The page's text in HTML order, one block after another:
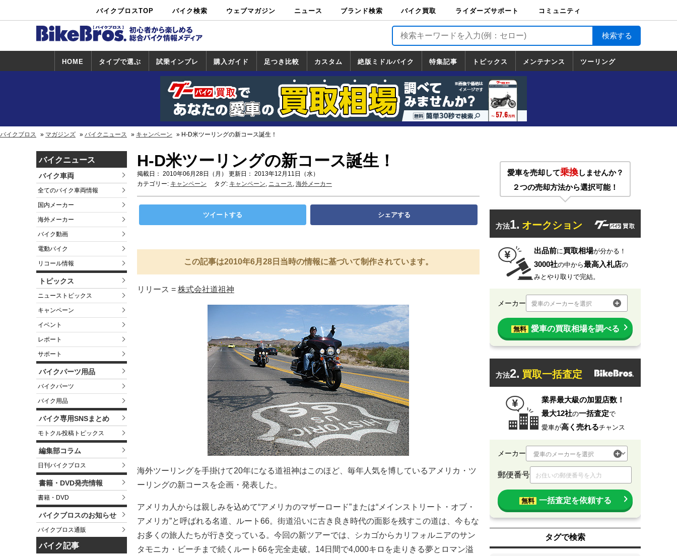
バイクブロスTOP バイク検索
中古バイ
ク・新車検
カタログ検
索
ショップ検
索
ウェブマガジン ニュース ブランド検索 バイク買取
バイク買取
ライダーズサポート
ライダーズサポート
TOP
バイク輸送
バイクガレージライ
フ
バイク車両保険
ロードサービス
バイク試乗
コミュニティ
HOME タイプで選ぶ 試乗インプレ
試乗インプレ
一覧
ホンダ
ヤマハ
スズキ
カワサキ
ハーレー
BMW
トライアンフ
ドゥカティ
購入ガイド
一覧
足つき比較 カスタム
カスタム
一覧
ホンダ
ヤマハ
スズキ
カワサキ
絶版ミドルバイク
絶版ミドルバイク
一覧
ホンダ
ヤマハ
スズキ
カワサキ
特集記事 トピックス
トピックス
一覧
ホンダ
ヤマハ
スズキ
カワサキ
ハーレーダ
ビッドソン
BMW
ドゥカティ
トライアン
フ
メンテナンス ツーリング
道の駅調査隊
ツーリング情報局
日本の道50選
国道めぐり
林道ツーリング
バイクブロス マガジンズ バイクニュース キャンペーン H-D米ツーリングの新コース誕生！
バイクニュース
バイク車両
全てのバイク車両情報
国内メーカー
海外メーカー
バイク動画
電動バイク
リコール情報
トピックス
ニューストピックス
キャンペーン
イベント
レポート
サポート
バイクパーツ用品
バイクパーツ
バイク用品
バイク専用SNSまとめ
モトクル投稿トピックス
編集部コラム
日刊バイクブロス
書籍・DVD発売情報
書籍・DVD
バイクブロスのお知らせ
バイクブロス通販
バイク記事
H-D米ツーリングの新コース誕生！
掲載日： 2010年06月28日（月） 更新日： 2013年12月11日（水）
カテゴリー: キャンペーン タグ: キャンペーン, ニュース, 海外メーカー
ツイートする シェアする
この記事は2010年6月28日当時の情報に基づいて制作されています。
リリース = 株式会社道祖神
海外ツーリングを手掛けて20年になる道祖神はこのほど、毎年人気を博しているアメリカ・ツ
ーリングの新コースを企画・発表した。
アメリカ人からは親しみを込めて“アメリカのマザーロード”または“メインストリート・オブ・
アメリカ”と呼ばれる名道、ルート66。街道沿いに古き良き時代の面影を残すこの道は、今もな
お多くの旅人たちが行き交っている。今回の新ツアーでは、シカゴからカリフォルニアのサン
タモニカ・ビーチまで続くルート66を完全走破。14日間で4,000キロを走りきる夢とロマン溢
愛車を売却して乗換しませんか？
２つの売却方法から選択可能！
方法1. オークション
出品前に買取相場が分かる！
3000社の中から最高入札店の
みとやり取りで完結。
メーカー 愛車のメーカーを選択
無料 愛車の買取相場を調べる
方法2. 買取一括査定
業界最大級の加盟店数！
最大12社の一括査定で
愛車が高く売れるチャンス
メーカー
郵便番号
無料 一括査定を依頼する
タグで検索